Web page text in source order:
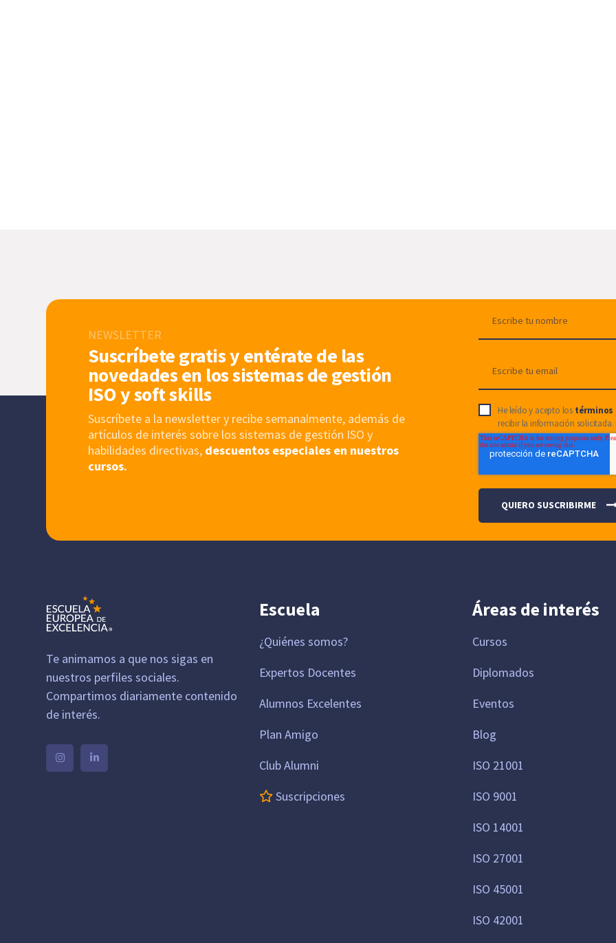
NEWSLETTER
Suscríbete gratis y entérate de las
novedades en los sistemas de gestión
ISO y soft skills
Suscríbete a la newsletter y recibe semanalmente, además de
artículos de interés sobre los sistemas de gestión ISO y
habilidades directivas, descuentos especiales en nuestros
cursos.
He leído y acepto los términos
recibir la información solicitada.
Te animamos a que nos sigas en
nuestros perfiles sociales.
Compartimos diariamente contenido
de interés.
Escuela
¿Quiénes somos?
Expertos Docentes
Alumnos Excelentes
Plan Amigo
Club Alumni
Suscripciones
Áreas de interés
Cursos
Diplomados
Eventos
Blog
ISO 21001
ISO 9001
ISO 14001
ISO 27001
ISO 45001
ISO 42001